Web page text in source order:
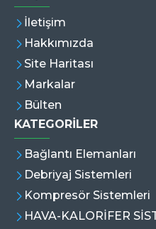
İletişim
Hakkımızda
Site Haritası
Markalar
Bülten
KATEGORİLER
Bağlantı Elemanları
Debriyaj Sistemleri
Kompresör Sistemleri
HAVA-KALORİFER